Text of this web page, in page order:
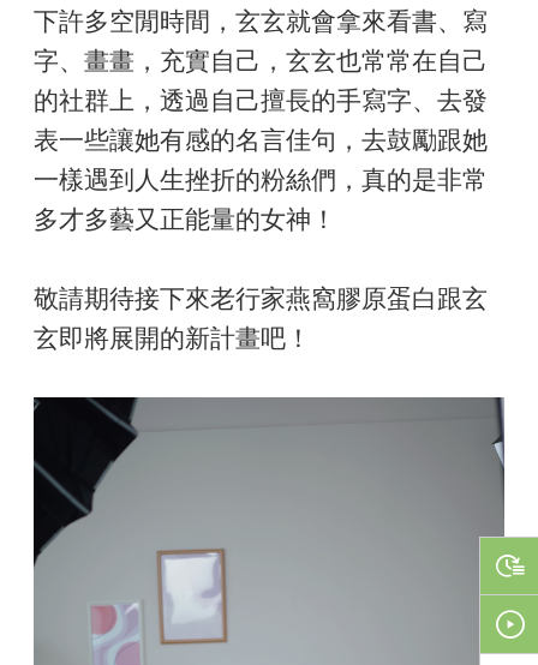
下許多空閒時間，玄玄就會拿來看書、寫
字、畫畫，充實自己，玄玄也常常在自己
的社群上，透過自己擅長的手寫字、去發
表一些讓她有感的名言佳句，去鼓勵跟她
一樣遇到人生挫折的粉絲們，真的是非常
多才多藝又正能量的女神！
敬請期待接下來老行家燕窩膠原蛋白跟玄
玄即將展開的新計畫吧！